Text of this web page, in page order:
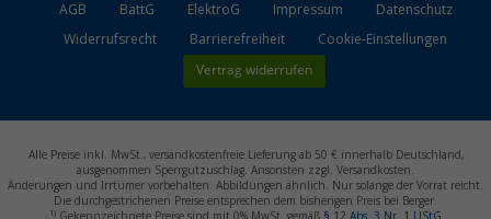
AGB BattG ElektroG Impressum
Datenschutz
Widerrufsrecht
Barrierefreiheit Cookie-Einstellungen
Vertrag widerrufen
Alle Preise inkl. MwSt., versandkostenfreie Lieferung ab 50 € innerhalb Deutschland,
ausgenommen Sperrgutzuschlag. Ansonsten zzgl. Versandkosten.
Änderungen und Irrtümer vorbehalten. Abbildungen ähnlich. Nur solange der Vorrat reicht.
Die durchgestrichenen Preise entsprechen dem bisherigen Preis bei Berger.
1) Gekennzeichnete Preise sind mit 0% MwSt. gemäß § 12 Abs. 3 Nr. 1 UStG